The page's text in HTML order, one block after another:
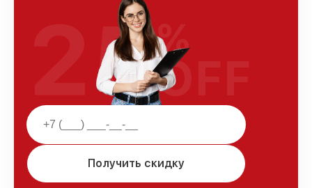
Получить скидку
25%
OFF